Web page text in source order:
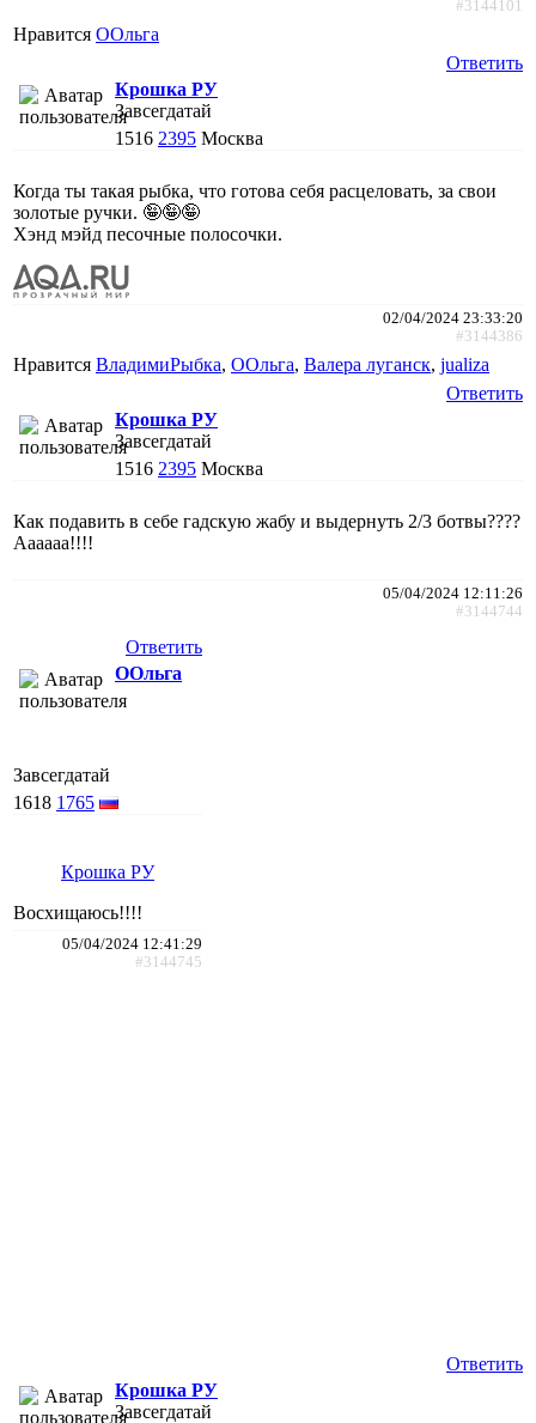
#3144101
Нравится ООльга
Ответить
Крошка РУ
Завсегдатай
1516 2395 Москва
Когда ты такая рыбка, что готова себя расцеловать, за свои
золотые ручки. 🤪🤪🤪
Хэнд мэйд песочные полосочки.
02/04/2024 23:33:20
#3144386
Нравится ВладимиРыбка, ООльга, Валера луганск, jualiza
Ответить
Крошка РУ
Завсегдатай
1516 2395 Москва
Как подавить в себе гадскую жабу и выдернуть 2/3 ботвы????
Аааааа!!!!
05/04/2024 12:11:26
#3144744
Ответить
ООльга
Завсегдатай
1618 1765
Крошка РУ
Восхищаюсь!!!!
05/04/2024 12:41:29
#3144745
Ответить
Крошка РУ
Завсегдатай